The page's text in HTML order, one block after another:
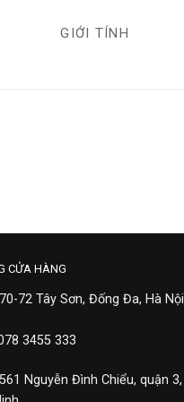
GIỚI TÍNH
CỬA HÀNG
72 Tây Sơn, Đống Đa, Hà Nội
3455 333
Nguyễn Đình Chiểu, quận 3,